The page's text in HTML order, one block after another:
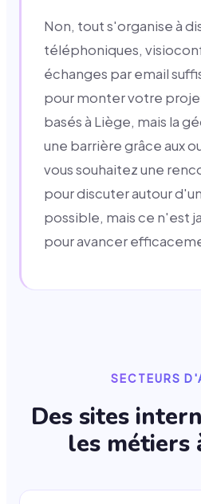
Non, tout s'organise à
téléphoniques,
échanges par email
pour monter votre
basés à Liège, mais la
une barrière grâce aux
vous souhaitez une
pour discuter autour
possible, mais ce n'est
pour avancer
SECTEURS
Des sites
les métiers